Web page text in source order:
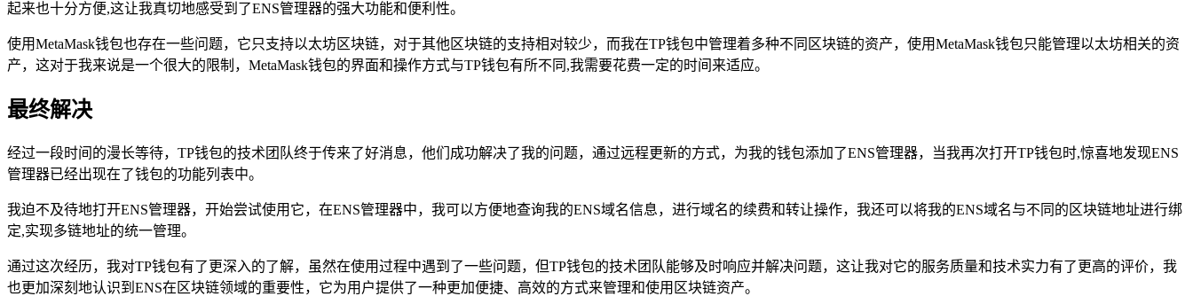
起来也十分方便,这让我真切地感受到了ENS管理器的强大功能和便利性。
使用MetaMask钱包也存在一些问题，它只支持以太坊区块链，对于其他区块链的支持相对较少，而我在TP钱包中管理着多种不同区块链的资产，使用MetaMask钱包只能管理以太坊相关的资
产，这对于我来说是一个很大的限制，MetaMask钱包的界面和操作方式与TP钱包有所不同,我需要花费一定的时间来适应。
最终解决
经过一段时间的漫长等待，TP钱包的技术团队终于传来了好消息，他们成功解决了我的问题，通过远程更新的方式，为我的钱包添加了ENS管理器，当我再次打开TP钱包时,惊喜地发现ENS
管理器已经出现在了钱包的功能列表中。
我迫不及待地打开ENS管理器，开始尝试使用它，在ENS管理器中，我可以方便地查询我的ENS域名信息，进行域名的续费和转让操作，我还可以将我的ENS域名与不同的区块链地址进行绑
定,实现多链地址的统一管理。
通过这次经历，我对TP钱包有了更深入的了解，虽然在使用过程中遇到了一些问题，但TP钱包的技术团队能够及时响应并解决问题，这让我对它的服务质量和技术实力有了更高的评价，我
也更加深刻地认识到ENS在区块链领域的重要性，它为用户提供了一种更加便捷、高效的方式来管理和使用区块链资产。